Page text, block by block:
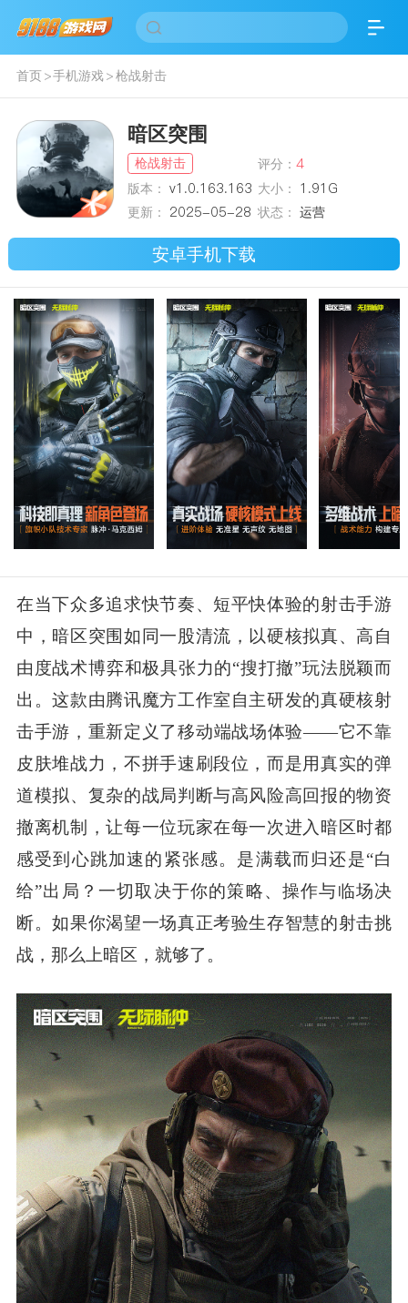
首页>手机游戏>枪战射击
暗区突围
枪战射击 评分：4
版本： v1.0.163.163 大小： 1.91G
更新： 2025-05-28 状态： 运营
安卓手机下载
在当下众多追求快节奏、短平快体验的射击手游
中，暗区突围如同一股清流，以硬核拟真、高自
由度战术博弈和极具张力的“搜打撤”玩法脱颖而
出。这款由腾讯魔方工作室自主研发的真硬核射
击手游，重新定义了移动端战场体验——它不靠
皮肤堆战力，不拼手速刷段位，而是用真实的弹
道模拟、复杂的战局判断与高风险高回报的物资
撤离机制，让每一位玩家在每一次进入暗区时都
感受到心跳加速的紧张感。是满载而归还是“白
给”出局？一切取决于你的策略、操作与临场决
断。如果你渴望一场真正考验生存智慧的射击挑
战，那么上暗区，就够了。